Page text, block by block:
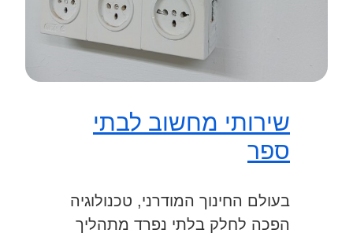
שירותי מחשוב לבתי
ספר
בעולם החינוך המודרני, טכנולוגיה
הפכה לחלק בלתי נפרד מתהליך